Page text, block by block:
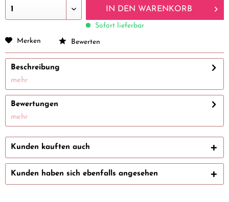
IN DEN WARENKORB
Sofort lieferbar
Merken
Bewerten
Beschreibung
mehr
Bewertungen
mehr
Kunden kauften auch
Kunden haben sich ebenfalls angesehen